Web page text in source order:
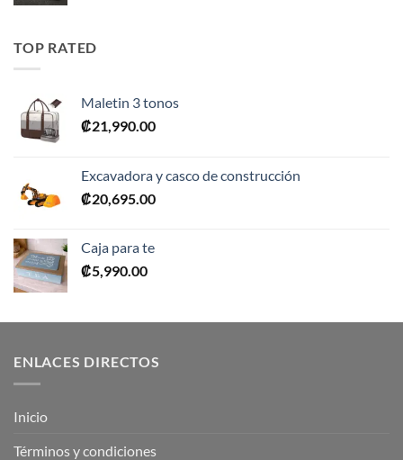
TOP RATED
Maletin 3 tonos
₡21,990.00
Excavadora y casco de construcción
₡20,695.00
Caja para te
₡5,990.00
ENLACES DIRECTOS
Inicio
Términos y condiciones